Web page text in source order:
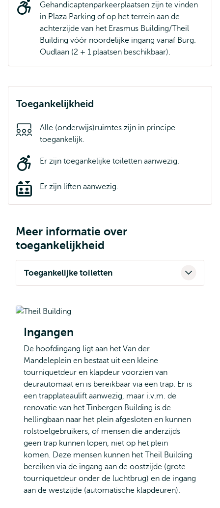
Gehandicaptenparkeerplaatsen zijn te vinden
in Plaza Parking of op het terrein aan de
achterzijde van het Erasmus Building/Theil
Building vóór noordelijke ingang vanaf Burg.
Oudlaan (2 + 1 plaatsen beschikbaar).
Toegankelijkheid
Alle (onderwijs)ruimtes zijn in principe
toegankelijk.
Er zijn toegankelijke toiletten aanwezig.
Er zijn liften aanwezig.
Meer informatie over
toegankelijkheid
Toegankelijke toiletten
Ingangen
De hoofdingang ligt aan het Van der
Mandeleplein en bestaat uit een kleine
tourniquetdeur en klapdeur voorzien van
deurautomaat en is bereikbaar via een trap. Er is
een trapplateaulift aanwezig, maar i.v.m. de
renovatie van het Tinbergen Building is de
hellingbaan naar het plein afgesloten en kunnen
rolstoelgebruikers, of mensen die anderzijds
geen trap kunnen lopen, niet op het plein
komen. Deze mensen kunnen het Theil Building
bereiken via de ingang aan de oostzijde (grote
tourniquetdeur onder de luchtbrug) en de ingang
aan de westzijde (automatische klapdeuren).